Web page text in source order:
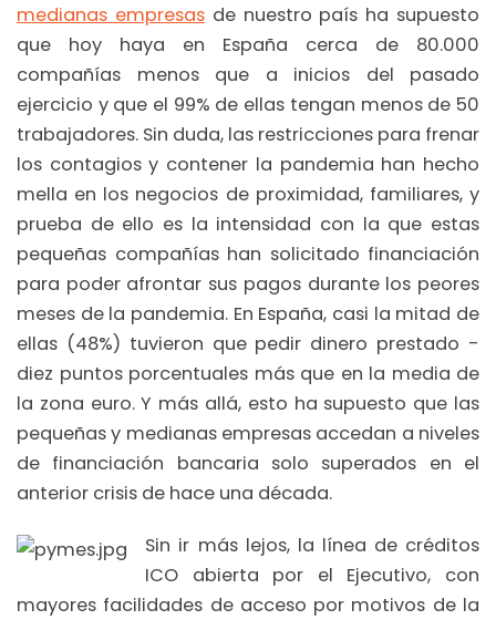
medianas empresasde nuestro país ha supuesto
que hoy haya en España cerca de 80.000
compañías menos que a inicios del pasado
ejercicio y que el 99% de ellas tengan menos de 50
trabajadores. Sin duda, las restricciones para frenar
los contagios y contener la pandemia han hecho
mella en los negocios de proximidad, familiares, y
prueba de ello es la intensidad con la que estas
pequeñas compañías han solicitado financiación
para poder afrontar sus pagos durante los peores
meses de la pandemia. En España, casi la mitad de
ellas (48%) tuvieron que pedir dinero prestado -
diez puntos porcentuales más que en la media de
la zona euro. Y más allá, esto ha supuesto que las
pequeñas y medianas empresas accedan a niveles
de financiación bancaria solo superados en el
anterior crisis de hace una década.
Sin ir más lejos, la línea de créditos
ICO abierta por el Ejecutivo, con
mayores facilidades de acceso por motivos de la